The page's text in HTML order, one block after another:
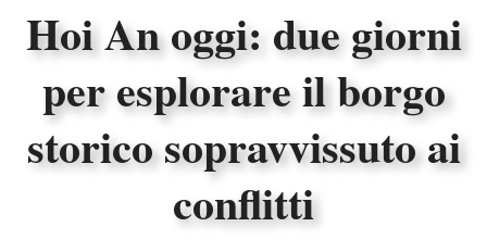
Hoi An oggi: due giorni
per esplorare il borgo
storico sopravvissuto ai
conflitti